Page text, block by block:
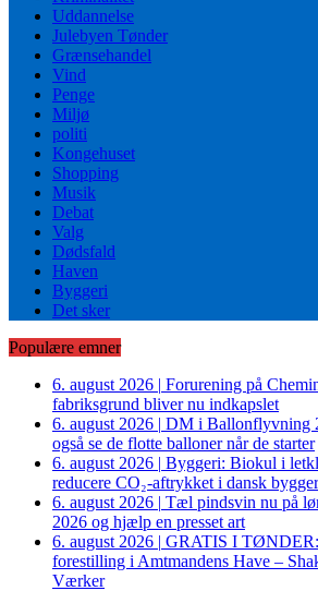
Uddannelse
Julebyen Tønder
Grænsehandel
Vind
Penge
Miljø
politi
Kongehuset
Shopping
Musik
Debat
Valg
Dødsfald
Haven
Byggeri
Det sker
Populære emner
6. august 2026 | Forurening på
fabriksgrund bliver nu indkapslet
6. august 2026 | DM i Ballonflyvning
også se de flotte balloner når de starter
6. august 2026 | Byggeri: Biokul i
reducere CO₂-aftrykket i dansk
6. august 2026 | Tæl pindsvin nu på
2026 og hjælp en presset art
6. august 2026 | GRATIS I TØNDER:
forestilling i Amtmandens Have –
Værker